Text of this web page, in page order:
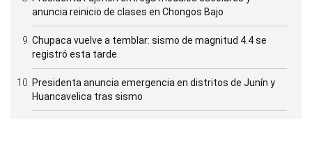
anuncia reinicio de clases en Chongos Bajo
Chupaca vuelve a temblar: sismo de magnitud 4.4 se
registró esta tarde
Presidenta anuncia emergencia en distritos de Junín y
Huancavelica tras sismo